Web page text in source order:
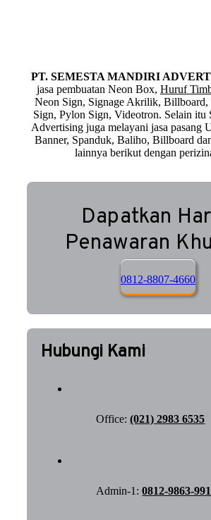
PT. SEMESTA MANDIRI
jasa pembuatan Neon Box, Huruf
Neon Sign, Signage Akrilik, Billboard,
Sign, Pylon Sign, Videotron. Selain itu
Advertising juga melayani jasa pasang
Banner, Spanduk, Baliho, Billboard
lainnya berikut dengan
Dapatkan
Penawaran
0812-8807-4660
Hubungi Kami
Office:(021) 2983 6535
Admin-1:0812-9863-